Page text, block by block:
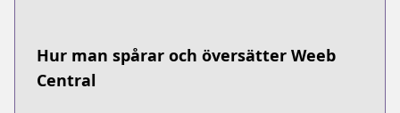
Hur man spårar och översätter Weeb
Central